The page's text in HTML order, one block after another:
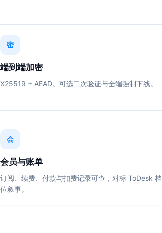
密
端到端加密
X25519 + AEAD。可选二次验证与全端强制下线。
会
会员与账单
订阅、续费、付款与扣费记录可查，对标 ToDesk 档
位叙事。